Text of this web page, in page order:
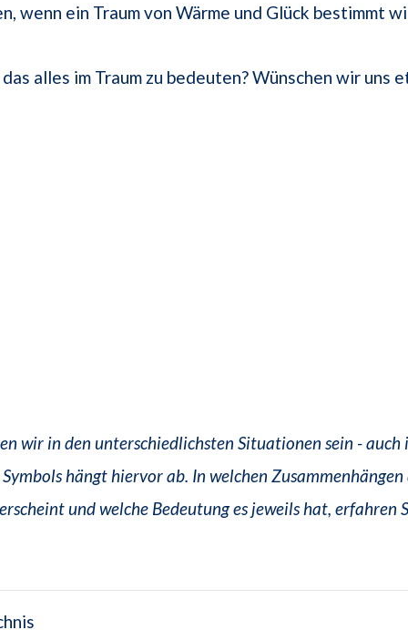
wenn ein Traum von Wärme und Glück bestimmt
alles im Traum zu bedeuten? Wünschen wir uns
wir in den unterschiedlichsten Situationen sein - auch
hängt hiervor ab. In welchen
und welche Bedeutung es jeweils hat, erfahren